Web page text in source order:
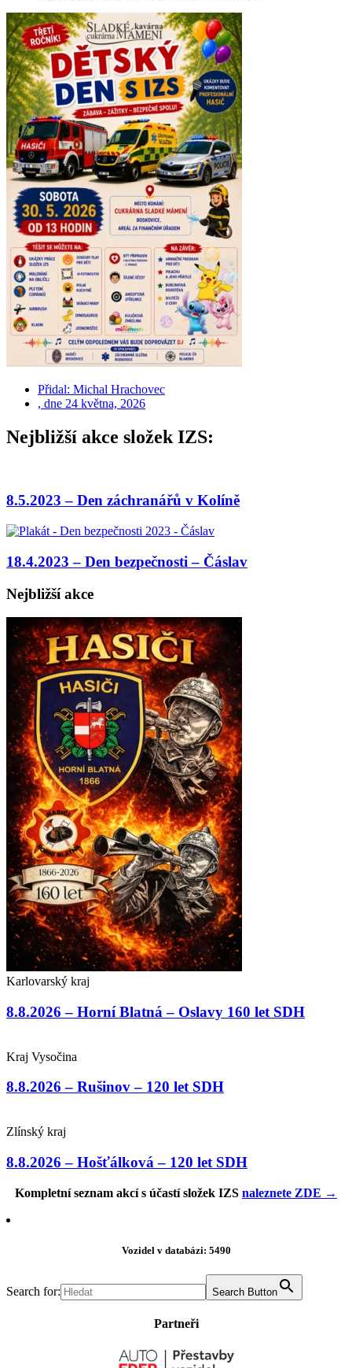
Přidal: Michal Hrachovec
, dne 24 května, 2026
Nejbližší akce složek IZS:
8.5.2023 – Den záchranářů v Kolíně
18.4.2023 – Den bezpečnosti – Čáslav
Nejbližší akce
Karlovarský kraj
8.8.2026 – Horní Blatná – Oslavy 160 let SDH
Kraj Vysočina
8.8.2026 – Rušinov – 120 let SDH
Zlínský kraj
8.8.2026 – Hošťálková – 120 let SDH
Kompletní seznam akcí s účastí složek IZS naleznete ZDE →
Vozidel v databázi: 5490
Search for: Search Button
Partneři